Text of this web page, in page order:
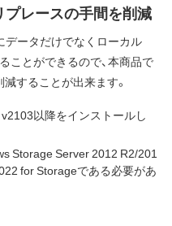
レースの手間を削減
ータだけでなくローカル
ことができるので、本商品で
することが出来ます。
以降をインストールし
Storage Server 2012 R2/201
for Storageである必要があ